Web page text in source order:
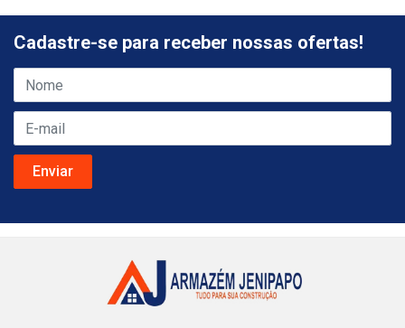
Cadastre-se para receber nossas ofertas!